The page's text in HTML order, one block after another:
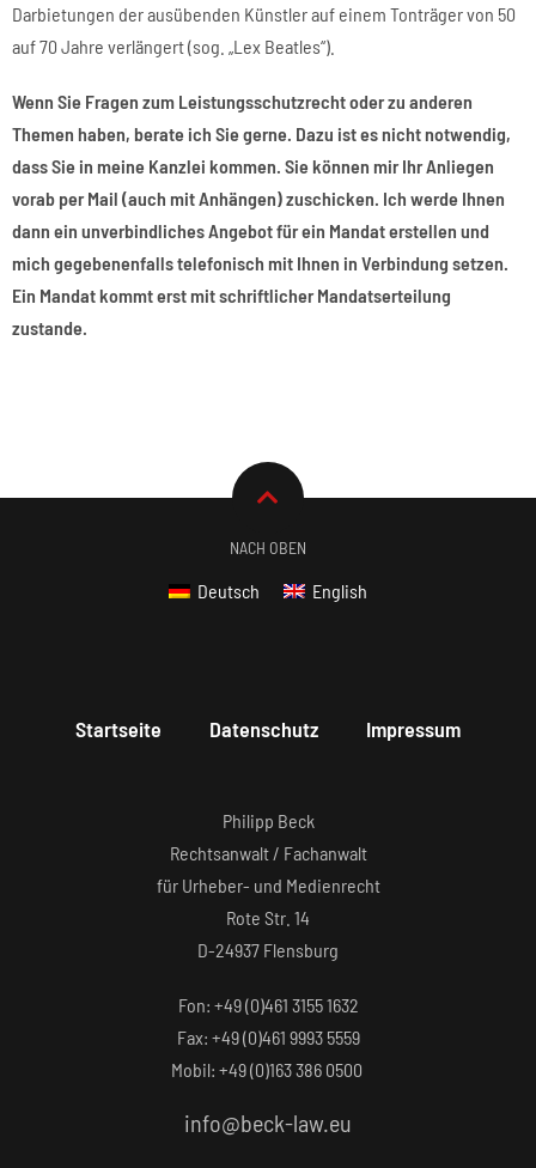
Darbietungen der ausübenden Künstler auf einem Tonträger von 50
auf 70 Jahre verlängert (sog. „Lex Beatles“).
Wenn Sie Fragen zum Leistungsschutzrecht oder zu anderen
Themen haben, berate ich Sie gerne. Dazu ist es nicht notwendig,
dass Sie in meine Kanzlei kommen. Sie können mir Ihr Anliegen
vorab per Mail (auch mit Anhängen) zuschicken. Ich werde Ihnen
dann ein unverbindliches Angebot für ein Mandat erstellen und
mich gegebenenfalls telefonisch mit Ihnen in Verbindung setzen.
Ein Mandat kommt erst mit schriftlicher Mandatserteilung
zustande.
NACH OBEN
Deutsch English
Startseite Datenschutz Impressum
Philipp Beck
Rechtsanwalt / Fachanwalt
für Urheber- und Medienrecht
Rote Str. 14
D-24937 Flensburg
Fon: +49 (0)461 3155 1632‬
Fax: +49 (0)461 9993 5559‬
Mobil: +49 (0)163 386 0500
info@beck-law.eu